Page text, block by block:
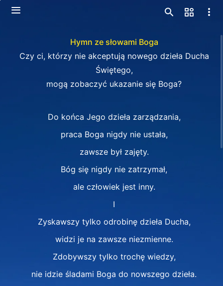
Hymn ze słowami Boga
Czy ci, którzy nie akceptują nowego dzieła Ducha
Świętego,
mogą zobaczyć ukazanie się Boga?
Do końca Jego dzieła zarządzania,
praca Boga nigdy nie ustała,
zawsze był zajęty.
Bóg się nigdy nie zatrzymał,
ale człowiek jest inny.
Ⅰ
Zyskawszy tylko odrobinę dzieła Ducha,
widzi je na zawsze niezmienne.
Zdobywszy tylko trochę wiedzy,
nie idzie śladami Boga do nowszego dzieła.